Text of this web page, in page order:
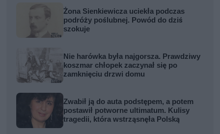
Żona Sienkiewicza uciekła podczas
podróży poślubnej. Powód do dziś
szokuje
Nie harówka była najgorsza. Prawdziwy
koszmar chłopek zaczynał się po
zamknięciu drzwi domu
Zwabił ją do auta podstępem, a potem
postawił potworne ultimatum. Kulisy
tragedii, która wstrząsnęła Polską